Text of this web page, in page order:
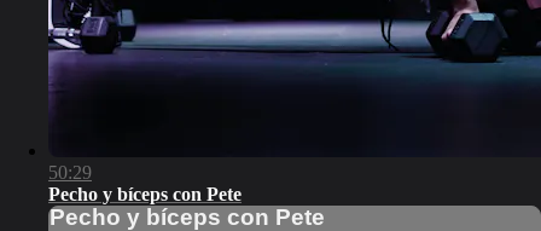
50:29
Pecho y bíceps con Pete
Pecho y bíceps con Pete